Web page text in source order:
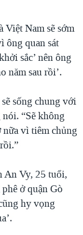
Nam sẽ sớm
ông quan sát
sắc’ nên ông
năm sau rồi’.
sống chung với
“Sẽ không
nữa vì tiêm chủng
An Vy, 25 tuổi,
ở quận Gò
hy vọng